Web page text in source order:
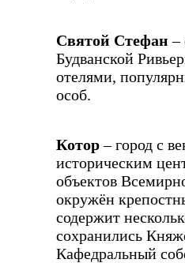
Святой Стефан –
Будванской
отелями,
особ.
Котор– город с
историческим
объектов
окружён
содержит
сохранились
Кафедральный